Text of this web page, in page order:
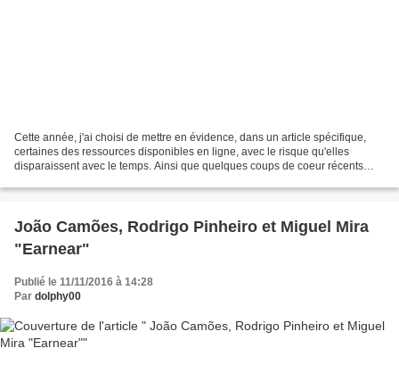
Cette année, j'ai choisi de mettre en évidence, dans un article spécifique,
certaines des ressources disponibles en ligne, avec le risque qu'elles
disparaissent avec le temps. Ainsi que quelques coups de coeur récents
João Camões, Rodrigo Pinheiro et Miguel Mira
"Earnear"
Publié le 11/11/2016 à 14:28
Par dolphy00